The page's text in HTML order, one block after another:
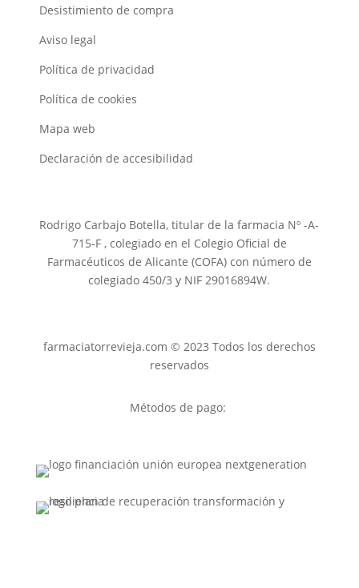
Desistimiento de compra
Aviso legal
Política de privacidad
Política de cookies
Mapa web
Declaración de accesibilidad
Rodrigo Carbajo Botella, titular de la farmacia Nº -A-
715-F , colegiado en el Colegio Oficial de
Farmacéuticos de Alicante (COFA) con número de
colegiado 450/3 y NIF 29016894W.
farmaciatorrevieja.com © 2023 Todos los derechos
reservados
Métodos de pago: